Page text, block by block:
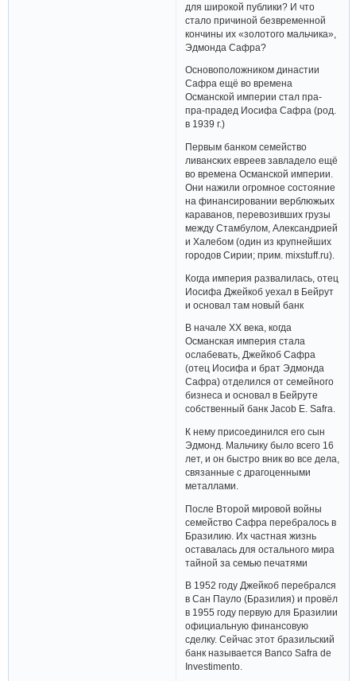
для широкой публики? И что
стало причиной безвременной
кончины их «золотого мальчика»,
Эдмонда Сафра?
Основоположником династии
Сафра ещё во времена
Османской империи стал пра-
пра-прадед Иосифа Сафра (род.
в 1939 г.)
Первым банком семейство
ливанских евреев завладело ещё
во времена Османской империи.
Они нажили огромное состояние
на финансировании верблюжьих
караванов, перевозивших грузы
между Стамбулом, Александрией
и Халебом (один из крупнейших
городов Сирии; прим. mixstuff.ru).
Когда империя развалилась, отец
Иосифа Джейкоб уехал в Бейрут
и основал там новый банк
В начале ХХ века, когда
Османская империя стала
ослабевать, Джейкоб Сафра
(отец Иосифа и брат Эдмонда
Сафра) отделился от семейного
бизнеса и основал в Бейруте
собственный банк Jacob E. Safra.
К нему присоединился его сын
Эдмонд. Мальчику было всего 16
лет, и он быстро вник во все дела,
связанные с драгоценными
металлами.
После Второй мировой войны
семейство Сафра перебралось в
Бразилию. Их частная жизнь
оставалась для остального мира
тайной за семью печатями
В 1952 году Джейкоб перебрался
в Сан Пауло (Бразилия) и провёл
в 1955 году первую для Бразилии
официальную финансовую
сделку. Сейчас этот бразильский
банк называется Banco Safra de
Investimento.